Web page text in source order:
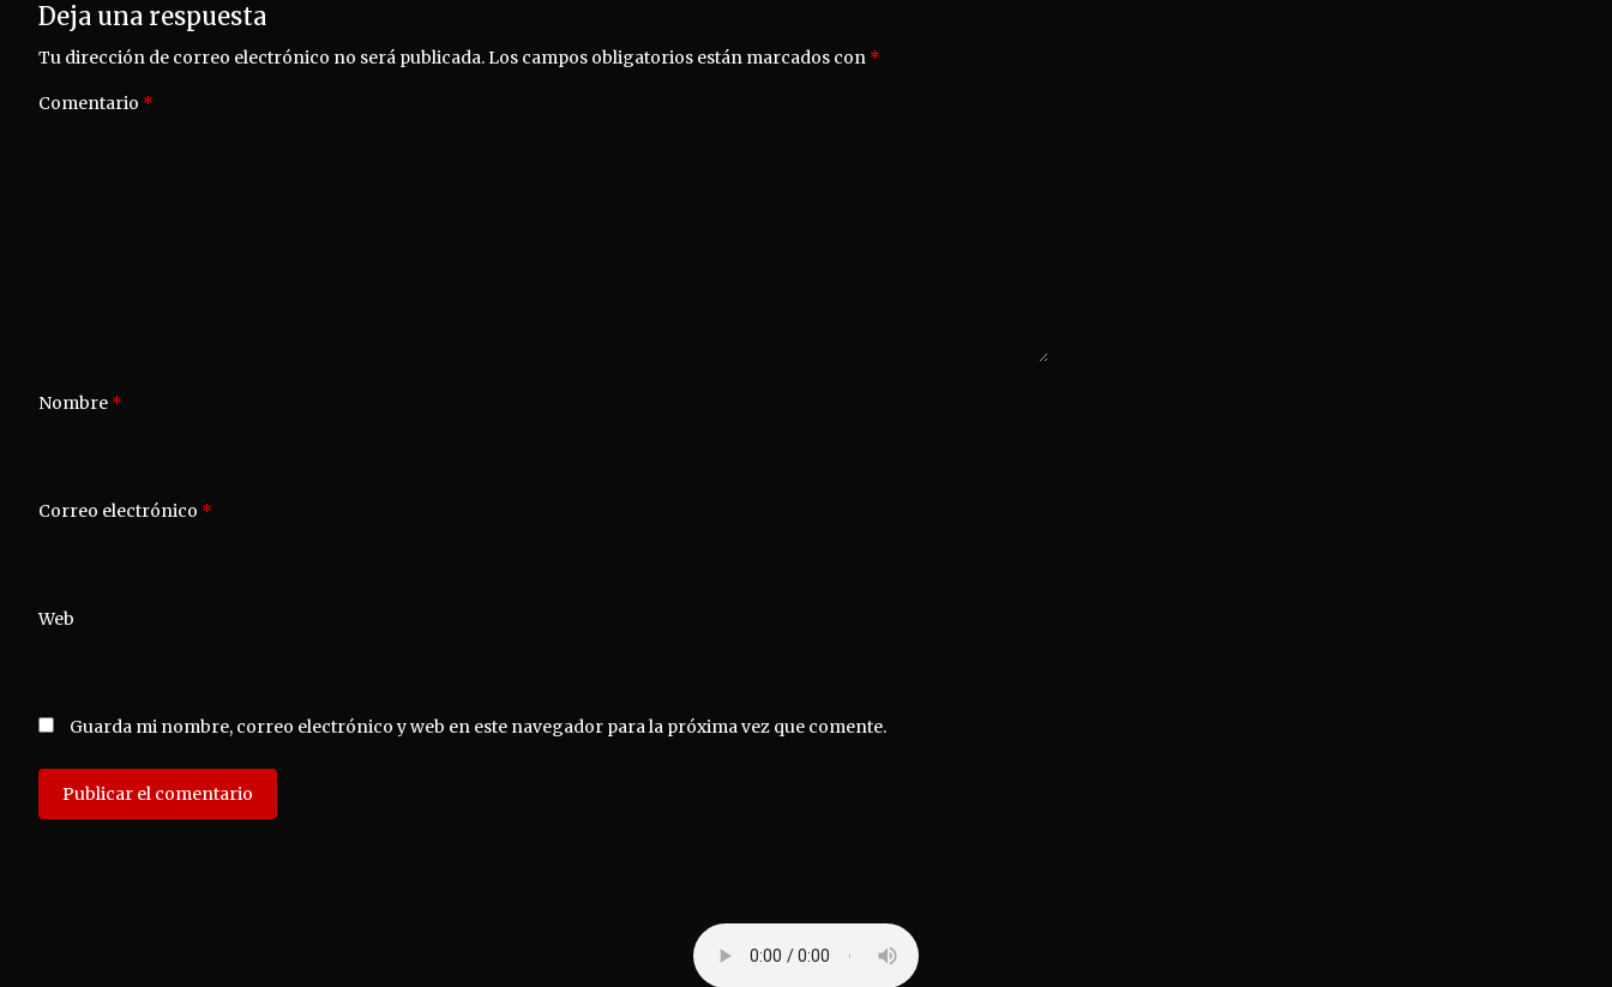
Deja una respuesta
Tu dirección de correo electrónico no será publicada.Los campos obligatorios están marcados con *
Comentario *
Nombre *
Correo electrónico *
Web
Guarda mi nombre, correo electrónico y web en este navegador para la próxima vez que comente.